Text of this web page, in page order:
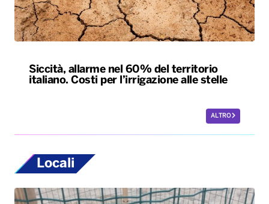
Siccità, allarme nel 60% del territorio
italiano. Costi per l’irrigazione alle stelle
ALTRO
Locali